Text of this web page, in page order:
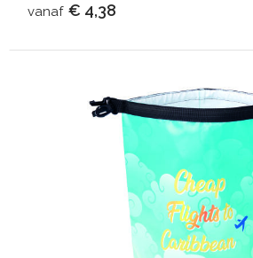
vanaf € 4,38